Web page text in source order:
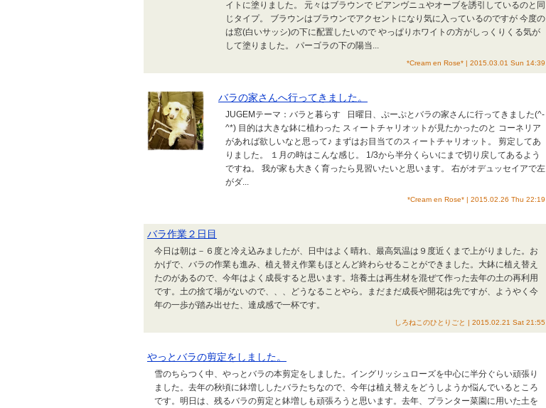
イトに塗りました。 元々はブラウンで ビアンヴニュやオーブを誘引しているのと同
じタイプ。 ブラウンはブラウンでアクセントになり気に入っているのですが 今度の
は窓(白いサッシ)の下に配置したいので やっぱりホワイトの方がしっくりくる気が
して塗りました。 パーゴラの下の陽当...
*Cream en Rose* | 2015.03.01 Sun 14:39
バラの家さんへ行ってきました。
JUGEMテーマ：バラと暮らす 日曜日、ぷーぷとバラの家さんに行ってきました(^-
^*) 目的は大きな鉢に植わった スィートチャリオットが見たかったのと コーネリア
があれば欲しいなと思って♪ まずはお目当てのスィートチャリオット。 剪定してあ
りました。 １月の時はこんな感じ。 1/3から半分くらいにまで切り戻してあるよう
ですね。 我が家も大きく育ったら見習いたいと思います。 右がオデュッセイアで左
がダ...
*Cream en Rose* | 2015.02.26 Thu 22:19
バラ作業２日目
今日は朝は－６度と冷え込みましたが、日中はよく晴れ、最高気温は９度近くまで上がりました。お
かげで、バラの作業も進み、植え替え作業もほとんど終わらせることができました。大鉢に植え替え
たのがあるので、今年はよく成長すると思います。培養土は再生材を混ぜて作った去年の土の再利用
です。土の捨て場がないので、、、どうなることやら。まだまだ成長や開花は先ですが、ようやく今
年の一歩が踏み出せた、達成感で一杯です。
しろねこのひとりごと | 2015.02.21 Sat 21:55
やっとバラの剪定をしました。
雪のちらつく中、やっとバラの本剪定をしました。イングリッシュローズを中心に半分ぐらい頑張り
ました。去年の秋頃に鉢増ししたバラたちなので、今年は植え替えをどうしようか悩んでいるところ
です。明日は、残るバラの剪定と鉢増しも頑張ろうと思います。去年、プランター菜園に用いた土を